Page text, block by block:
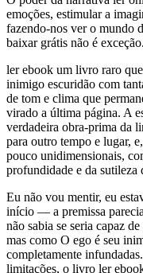
emoções, estimular a
fazendo-nos ver o mundo
baixar grátis não é exceção.
ler ebook um livro raro
inimigo escuridão com
de tom e clima que
virado a última página. A
verdadeira obra-prima da
para outro tempo e lugar,
pouco unidimensionais,
profundidade e da sutileza
Eu não vou mentir, eu
início — a premissa
não sabia se seria capaz
mas como O ego é seu
completamente
limitações, o livro ler